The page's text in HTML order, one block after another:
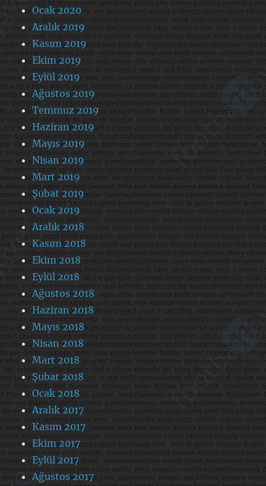
Ocak 2020
Aralık 2019
Kasım 2019
Ekim 2019
Eylül 2019
Ağustos 2019
Temmuz 2019
Haziran 2019
Mayıs 2019
Nisan 2019
Mart 2019
Şubat 2019
Ocak 2019
Aralık 2018
Kasım 2018
Ekim 2018
Eylül 2018
Ağustos 2018
Haziran 2018
Mayıs 2018
Nisan 2018
Mart 2018
Şubat 2018
Ocak 2018
Aralık 2017
Kasım 2017
Ekim 2017
Eylül 2017
Ağustos 2017